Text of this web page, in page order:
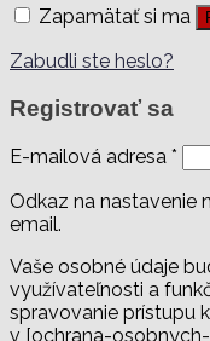
Zapamätať si ma
Zabudli ste heslo?
Registrovať sa
E-mailová adresa *
Odkaz na nastavenie
email.
Vaše osobné údaje
využívateľnosti a
spravovanie prístupu
v [ochrana-